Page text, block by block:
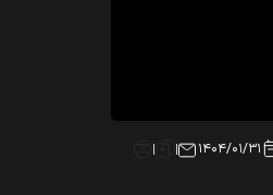
۱۴۰۴/۰۱/۳۱